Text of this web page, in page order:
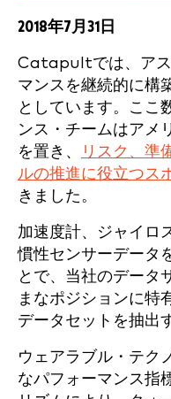
2018年7月31日
Catapultでは、アス
マンスを継続的に構
としています。ここ
ンス・チームはアメ
を置き、
リスク、準
ルの推進に役立つス
きました。
加速度計、ジャイロ
慣性センサーデータ
とで、当社のデータ
まなポジションに特
データセットを抽出
ウェアラブル・テク
なパフォーマンス指